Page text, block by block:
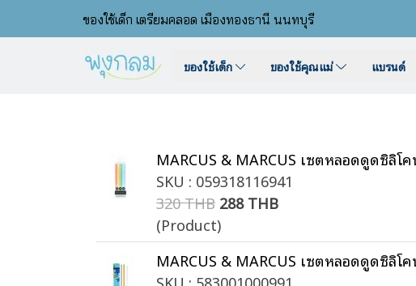
ของใช้เด็ก เตรียมคลอด เมืองทองธานี นนทบุรี
ของใช้เด็ก ของใช้คุณแม่ แบรนด์
MARCUS & MARCUS เซตหลอดดูดซิลิ
SKU : 059318116941
320 THB 288 THB
(Product)
MARCUS & MARCUS เซตหลอดดูดซิลิโ